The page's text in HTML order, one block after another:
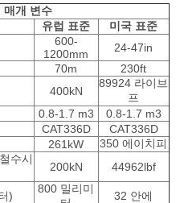
매개 변수
유럽 표준
미국 표준
600-
1200mm
24-47in
70m
230ft
400kN
89924 라이브
프
0.8-1.7 m3
0.8-1.7 m3
CAT336D
CAT336D
261kW
350 에이치피
수시
200kN 44962lbf
)
800 밀리미
32 안에